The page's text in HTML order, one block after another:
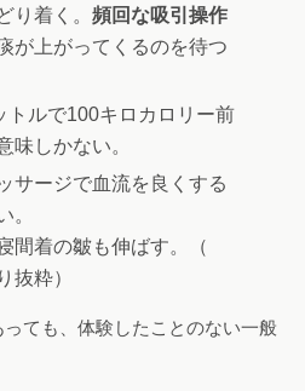
り着く。頻回な吸引操作
が上がってくるのを待つ
トルで100キロカロリー前
味しかない。
サージで血流を良くする
。
間着の皺も伸ばす。（
粋）
ても、体験したことのない一般